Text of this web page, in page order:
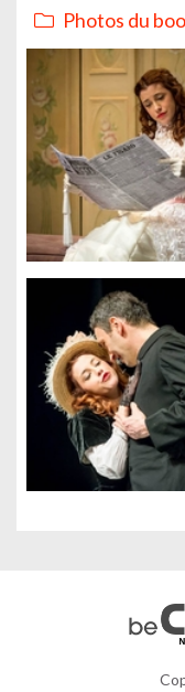
Photos du
Gestion des cookies
Nous utilisons des
améliorent la
Faites-nous part de vos
Mesure d'audience
Régies publicitaires